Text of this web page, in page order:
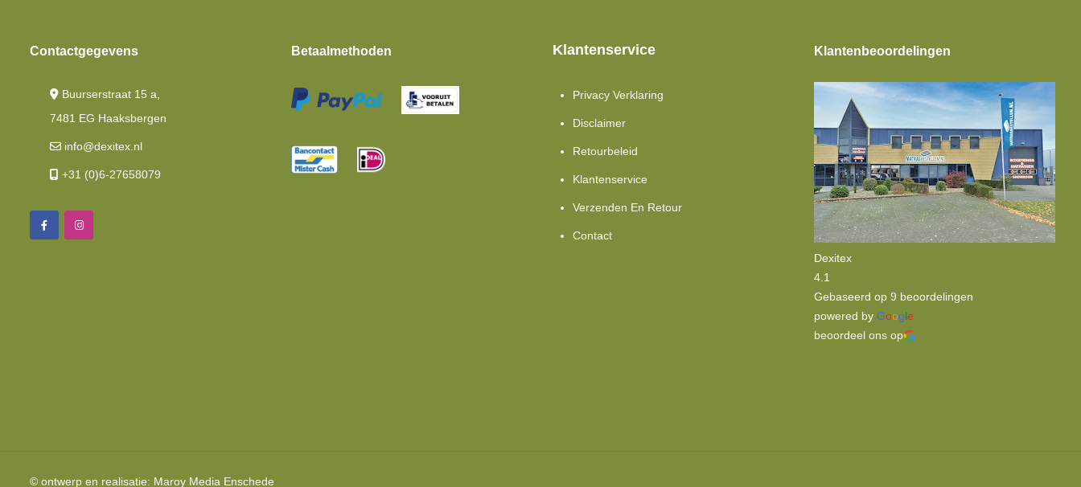
Contactgegevens
Buurserstraat 15 a,
7481 EG Haaksbergen
info@dexitex.nl
+31 (0)6-27658079
Betaalmethoden Klantenservice
Privacy Verklaring
Disclaimer
Retourbeleid
Klantenservice
Verzenden En Retour
Contact
Klantenbeoordelingen
Dexitex
4.1
Gebaseerd op 9 beoordelingen
powered by Google
beoordeel ons op
© ontwerp en realisatie: Maroy Media Enschede